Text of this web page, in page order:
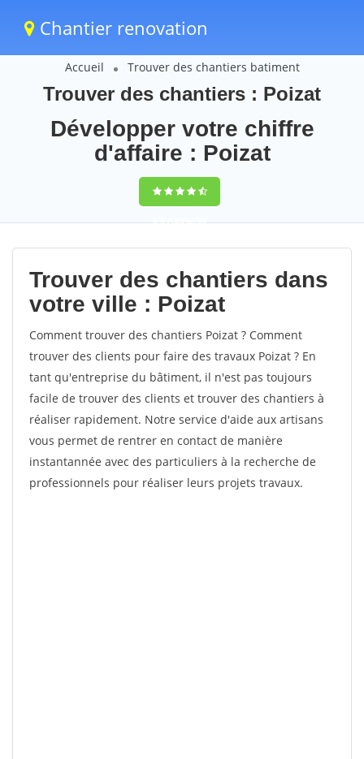
Chantier renovation
Accueil Trouver des chantiers batiment
Trouver des chantiers : Poizat
Développer votre chiffre
d'affaire : Poizat
9,5(100%)59
votes
Trouver des chantiers dans
votre ville : Poizat
Comment trouver des chantiers Poizat ? Comment
trouver des clients pour faire des travaux Poizat ? En
tant qu'entreprise du bâtiment, il n'est pas toujours
facile de trouver des clients et trouver des chantiers à
réaliser rapidement. Notre service d'aide aux artisans
vous permet de rentrer en contact de manière
instantannée avec des particuliers à la recherche de
professionnels pour réaliser leurs projets travaux.